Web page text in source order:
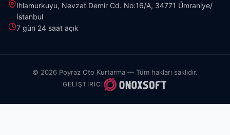
Ihlamurkuyu, Nevzat Demir Cd. No:16/A, 34771 Ümraniye/
İstanbul
7 gün 24 saat açık
© 2026 Poyraz Oto Kurtarma — Tüm hakları saklıdır.
GELIŞTIRICI